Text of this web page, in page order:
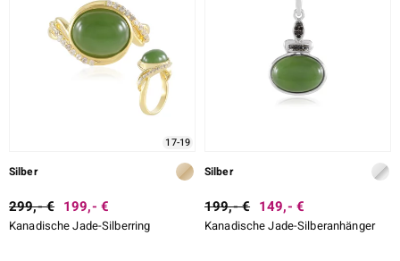
17-19
Silber
299,- € 199,- €
Kanadische Jade-Silberring
Silber
199,- € 149,- €
Kanadische Jade-Silberanhänger